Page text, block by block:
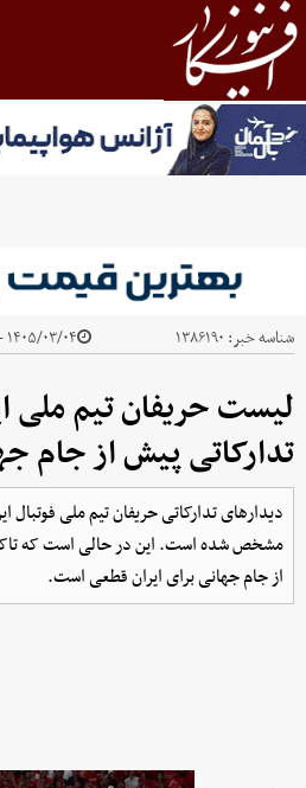
شناسه خبر: ۱۳۸۶۱۹۰ ۱۴۰۵/۰۳/۰۴ - ۰۰:۱۰
لیست حریفان تیم ملی
تدارکاتی پیش از جام
مشخص شده است. این در حالی است که
از جام جهانی برای ایران قطعی است.